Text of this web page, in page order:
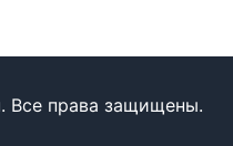
Все права защищены.